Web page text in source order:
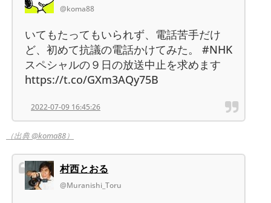
@koma88
いてもたってもいられず、電話苦手だけ
ど、初めて抗議の電話かけてみた。 #NHK
スペシャルの９日の放送中止を求めます
https://t.co/GXm3AQy75B
2022-07-09 16:45:26
（出典 @koma88）
村西とおる
@Muranishi_Toru